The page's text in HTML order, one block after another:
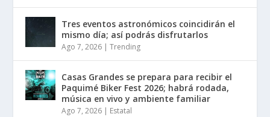
Tres eventos astronómicos coincidirán el
mismo día; así podrás disfrutarlos
Ago 7, 2026 |Trending
Casas Grandes se prepara para recibir el
Paquimé Biker Fest 2026; habrá rodada,
música en vivo y ambiente familiar
Ago 7, 2026 | Estatal